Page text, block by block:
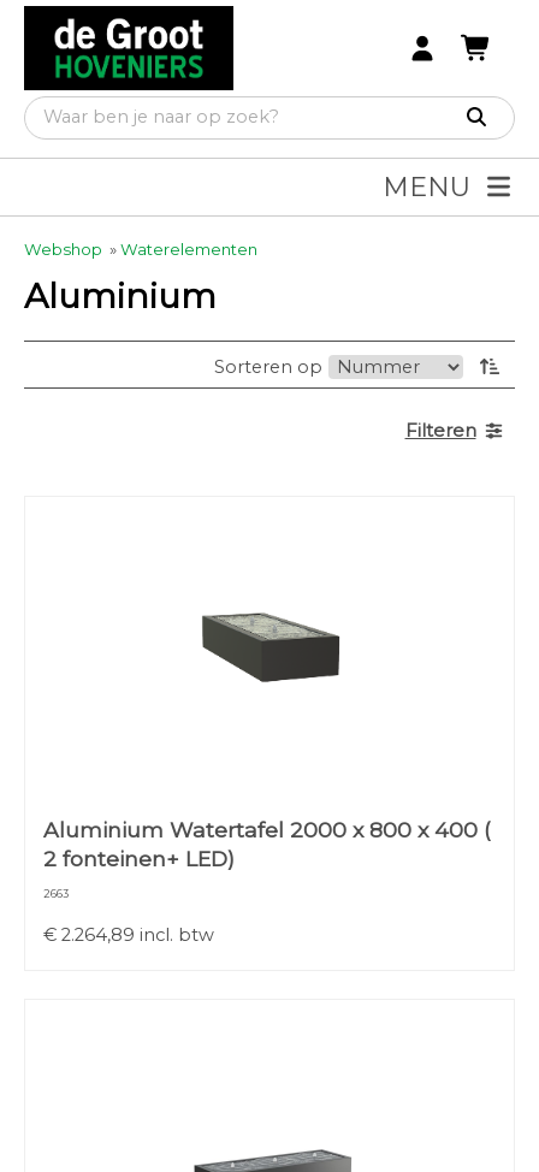
MENU
Webshop »Waterelementen
Aluminium
Sorteren op
Filteren
Aluminium Watertafel 2000 x 800 x 400 (
2 fonteinen+ LED)
2663
€ 2.264,89 incl. btw